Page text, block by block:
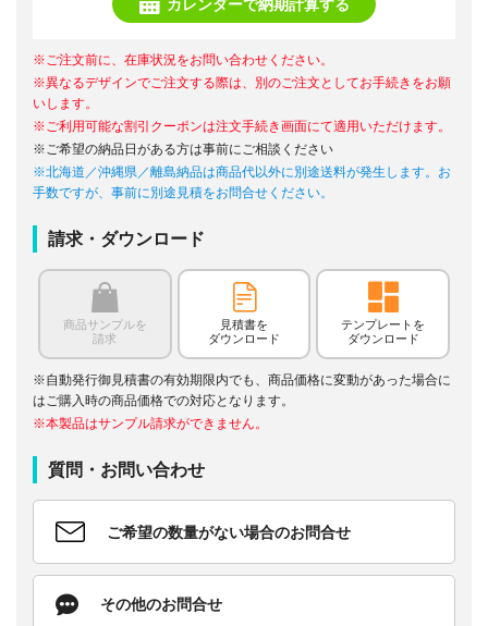
カレンダーで納期計算する
※ご注文前に、在庫状況をお問い合わせください。
※異なるデザインでご注文する際は、別のご注文としてお手続きをお願
いします。
※ご利用可能な割引クーポンは注文手続き画面にて適用いただけます。
※ご希望の納品日がある方は事前にご相談ください
※北海道／沖縄県／離島納品は商品代以外に別途送料が発生します。お
手数ですが、事前に別途見積をお問合せください。
請求・ダウンロード
商品サンプルを
請求
見積書を
ダウンロード
テンプレートを
ダウンロード
※自動発行御見積書の有効期限内でも、商品価格に変動があった場合に
はご購入時の商品価格での対応となります。
※本製品はサンプル請求ができません。
質問・お問い合わせ
ご希望の数量がない場合のお問合せ
その他のお問合せ